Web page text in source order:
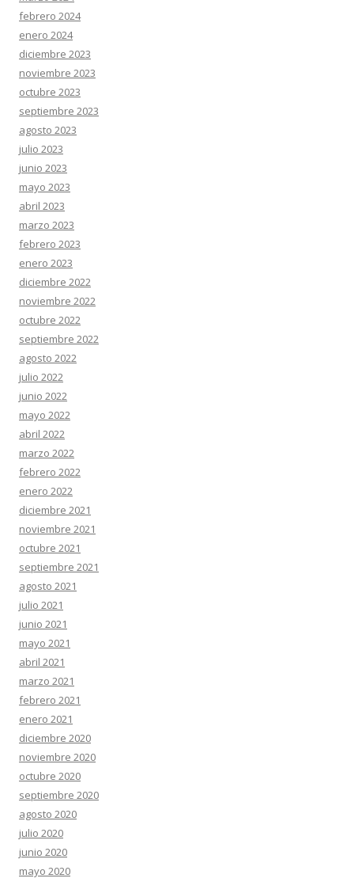
febrero 2024
enero 2024
diciembre 2023
noviembre 2023
octubre 2023
septiembre 2023
agosto 2023
julio 2023
junio 2023
mayo 2023
abril 2023
marzo 2023
febrero 2023
enero 2023
diciembre 2022
noviembre 2022
octubre 2022
septiembre 2022
agosto 2022
julio 2022
junio 2022
mayo 2022
abril 2022
marzo 2022
febrero 2022
enero 2022
diciembre 2021
noviembre 2021
octubre 2021
septiembre 2021
agosto 2021
julio 2021
junio 2021
mayo 2021
abril 2021
marzo 2021
febrero 2021
enero 2021
diciembre 2020
noviembre 2020
octubre 2020
septiembre 2020
agosto 2020
julio 2020
junio 2020
mayo 2020